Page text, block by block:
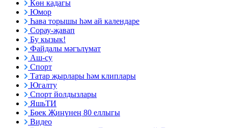
Көн кадагы
Юмор
Һава торышы һәм ай календаре
Сорау-җавап
Бу кызык!
Файдалы мәгълүмат
Аш-су
Спорт
Татар җырлары һәм клиплары
Югалту
Спорт йолдызлары
ЯшьТИ
Бөек Җиңүнең 80 еллыгы
Видео